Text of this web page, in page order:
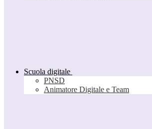
Scuola digitale
PNSD
Animatore Digitale e Team